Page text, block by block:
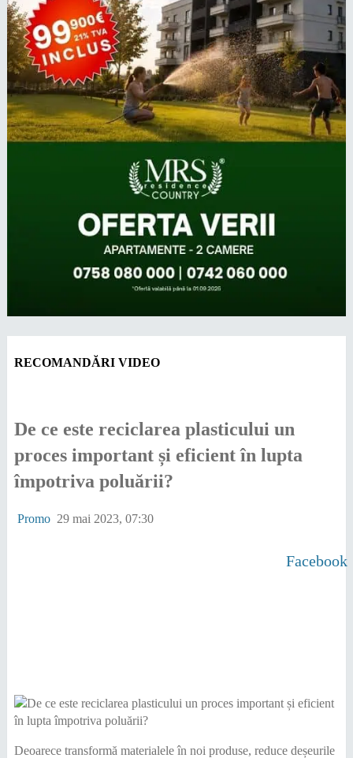
RECOMANDĂRI VIDEO
De ce este reciclarea plasticului un
proces important și eficient în lupta
împotriva poluării?
Promo 29 mai 2023, 07:30
Facebook
Deoarece transformă materialele în noi produse, reduce deșeurile